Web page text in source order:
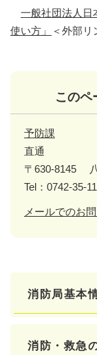
一般社団法人日
使い方」
＜外部リ
このペ
予防課
直通
〒630-8145
Tel：0742-35-
メールでのお
消防局基本
消防・救急